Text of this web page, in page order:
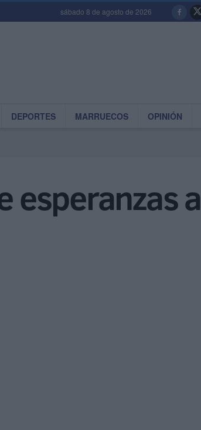
sábado 8 de agosto de 2026
DEPORTES MARRUECOS OPINIÓN
esperanzas a